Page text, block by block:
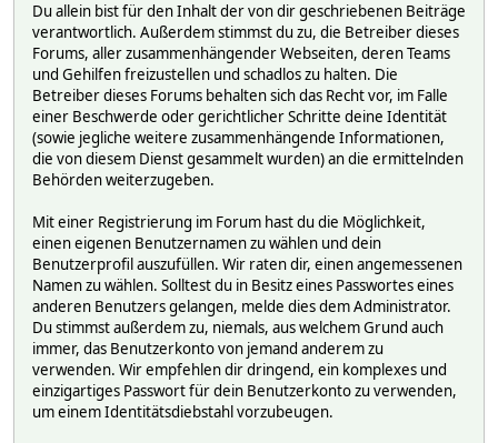
Du allein bist für den Inhalt der von dir geschriebenen Beiträge
verantwortlich. Außerdem stimmst du zu, die Betreiber dieses
Forums, aller zusammenhängender Webseiten, deren Teams
und Gehilfen freizustellen und schadlos zu halten. Die
Betreiber dieses Forums behalten sich das Recht vor, im Falle
einer Beschwerde oder gerichtlicher Schritte deine Identität
(sowie jegliche weitere zusammenhängende Informationen,
die von diesem Dienst gesammelt wurden) an die ermittelnden
Behörden weiterzugeben.
Mit einer Registrierung im Forum hast du die Möglichkeit,
einen eigenen Benutzernamen zu wählen und dein
Benutzerprofil auszufüllen. Wir raten dir, einen angemessenen
Namen zu wählen. Solltest du in Besitz eines Passwortes eines
anderen Benutzers gelangen, melde dies dem Administrator.
Du stimmst außerdem zu, niemals, aus welchem Grund auch
immer, das Benutzerkonto von jemand anderem zu
verwenden. Wir empfehlen dir dringend, ein komplexes und
einzigartiges Passwort für dein Benutzerkonto zu verwenden,
um einem Identitätsdiebstahl vorzubeugen.